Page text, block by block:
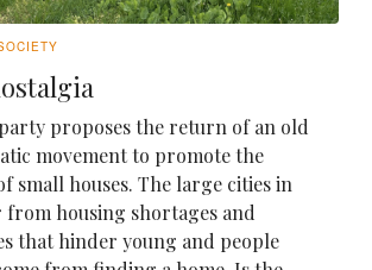
proposes the return of an old
movement to promote the
small houses. The large cities in
from housing shortages and
that hinder young and people